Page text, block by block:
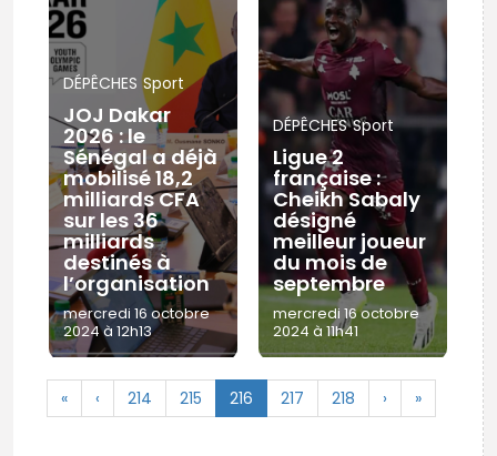
DÉPÊCHES Sport
JOJ Dakar
2026 : le
Sénégal a déjà
mobilisé 18,2
milliards CFA
sur les 36
milliards
destinés à
l’organisation
mercredi 16 octobre
2024 à 12h13
DÉPÊCHES Sport
Ligue 2
française :
Cheikh Sabaly
désigné
meilleur joueur
du mois de
septembre
mercredi 16 octobre
2024 à 11h41
« ‹ 214 215 216 217 218 › »